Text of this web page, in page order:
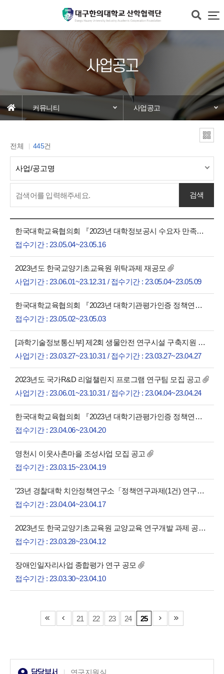
사업공고
커뮤니티 사업공고
전체 445건
한국대학교육협의회 『2023년 대학정보공시 수요자 만족도 조사 연구』 위탁과제 공모 안내
접수기간 : 23.05.04~23.05.16
2023년도 한국교양기초교육원 위탁과제 재공모
사업기간 : 23.06.01~23.12.31 / 접수기간 : 23.05.04~23.05.09
한국대학교육협의회 『2023년 대학기관평가인증 정책연구』 위탁과제 재공모 안내
접수기간 : 23.05.02~23.05.03
[과학기술정보통신부] 제2회 생물안전 연구시설 구축지원 사업 공고
사업기간 : 23.03.27~23.10.31 / 접수기간 : 23.03.27~23.04.27
2023년도 국가R&D 리얼챌린지 프로그램 연구팀 모집 공고
사업기간 : 23.06.01~23.10.31 / 접수기간 : 23.04.04~23.04.24
한국대학교육협의회 『2023년 대학기관평가인증 정책연구』 위탁과제 공모
접수기간 : 23.04.06~23.04.20
영천시 이웃사촌마을 조성사업 모집 공고
접수기간 : 23.03.15~23.04.19
’23년 경찰대학 치안정책연구소「정책연구과제(1건) 연구자 재공모」관련 협조 요청
접수기간 : 23.04.04~23.04.17
2023년도 한국교양기초교육원 교양교육 연구개발 과제 공모
접수기간 : 23.03.28~23.04.12
장애인일자리사업 종합평가 연구 공모
접수기간 : 23.03.30~23.04.10
21 22 23 24 25
연구지원실